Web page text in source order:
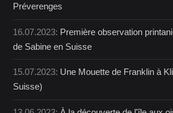
Préverenges
16.07.2023: Première observation
de Sabine en Suisse
15.07.2023: Une Mouette de Franklin à
Suisse)